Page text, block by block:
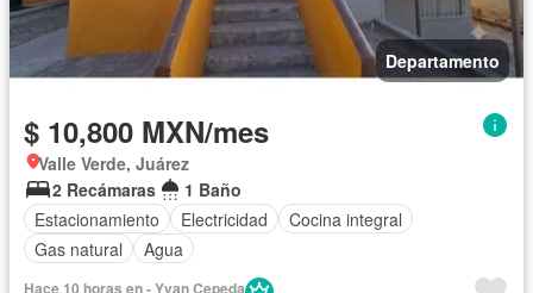
Departamento
$ 10,800 MXN/mes
Valle Verde, Juárez
2 Recámaras
1 Baño
Estacionamiento
Electricidad
Cocina integral
Gas natural
Agua
Hace 10 horas en - Yvan Cepeda